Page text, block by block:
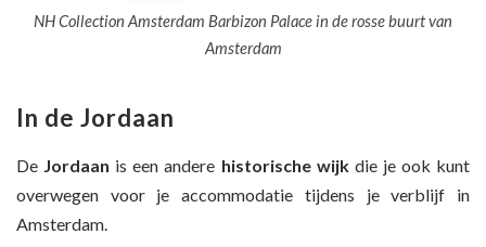
NH Collection Amsterdam Barbizon Palace in de rosse buurt van
Amsterdam
In de Jordaan
De Jordaan is een andere historische wijkdie je ook kunt
overwegen voor je accommodatie tijdens je verblijf in
Amsterdam.